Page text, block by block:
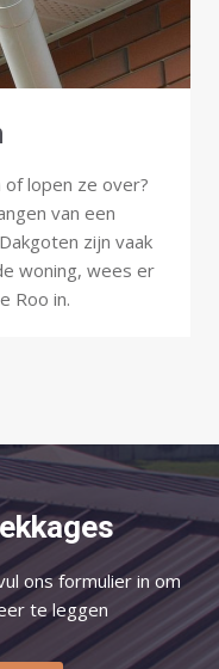
of lopen ze over?
van een
zijn vaak
woning, wees er
Roo in.
ons formulier in om
te leggen